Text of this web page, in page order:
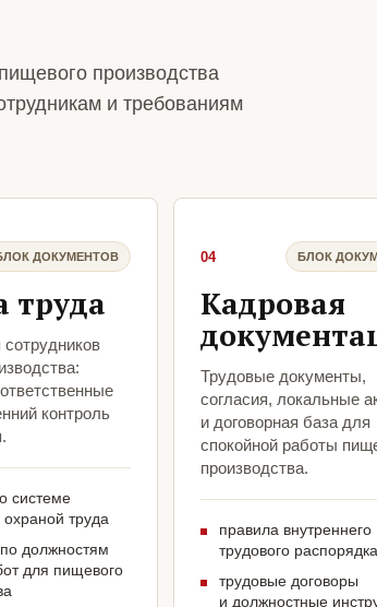
производства
и требованиям
ДОКУМЕНТОВ
труда
контроль
системе
труда
должностям
для пищевого
04 БЛОК
Кадровая
Трудовые документы,
согласия, локальные
и договорная база для
спокойной работы
производства.
правила внутреннего
трудового распорядка
трудовые договоры
и должностные